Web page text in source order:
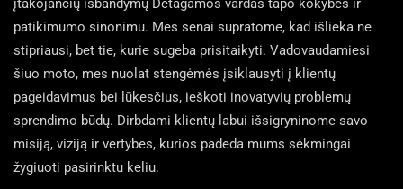
įtakojančių išbandymų Detagamos vardas tapo kokybės ir
patikimumo sinonimu. Mes senai supratome, kad išlieka ne
stipriausi, bet tie, kurie sugeba prisitaikyti. Vadovaudamiesi
šiuo moto, mes nuolat stengėmės įsiklausyti į klientų
pageidavimus bei lūkesčius, ieškoti inovatyvių problemų
sprendimo būdų. Dirbdami klientų labui išsigryninome savo
misiją, viziją ir vertybes, kurios padeda mums sėkmingai
žygiuoti pasirinktu keliu.